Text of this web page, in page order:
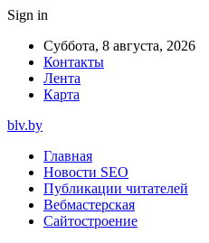
Sign in
Суббота, 8 августа, 2026
Контакты
Лента
Карта
blv.by
Главная
Новости SEO
Публикации читателей
Вебмастерская
Сайтостроение